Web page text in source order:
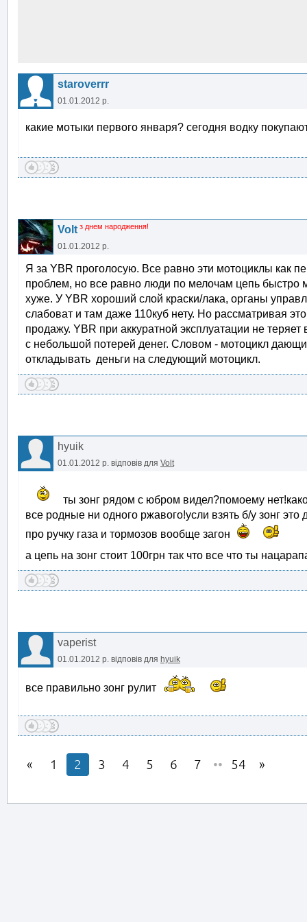
staroverrr
01.01.2012 р.
какие мотыки первого января? сегодня водку
Volt з днем народження!
01.01.2012 р.
Я за YBR проголосую. Все равно эти мотоциклы как
проблем, но все равно люди по мелочам цепь быстро
хуже. У YBR хороший слой краски/лака, органы
слабоват и там даже 110куб нету. Но рассматривая
продажу. YBR при аккуратной эксплуатации не
с небольшой потерей денег. Словом - мотоцикл
откладывать деньги на следующий мотоцикл.
hyuik
01.01.2012 р. відповів для Volt
ты зонг рядом с юбром видел?помоему
все родные ни одного ржавого!усли взять б/у зонг
про ручку газа и тормозов вообще загон
а цепь на зонг стоит 100грн так что все что ты
vaperist
01.01.2012 р. відповів для hyuik
все правильно зонг рулит
1 2 3 4 5 6 7 •• 54